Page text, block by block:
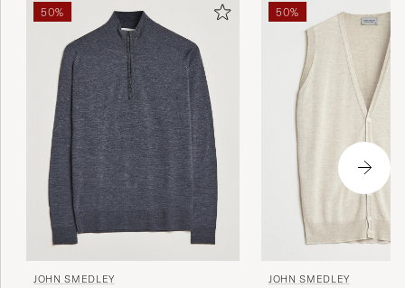
50%
JOHN SMEDLEY
50%
JOHN SMEDLEY